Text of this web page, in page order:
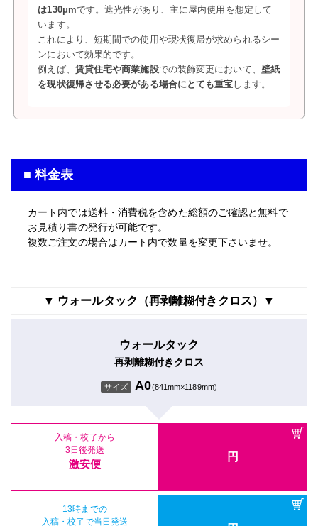
は130μmです。遮光性があり、主に屋内使用を想定して
います。
これにより、短期間での使用や現状復帰が求められるシー
ンにおいて効果的です。
例えば、 賃貸住宅や商業施設での装飾変更において、 壁紙
を現状復帰させる必要がある場合にとても重宝します。
■ 料金表
カート内では送料・消費税を含めた総額のご確認と無料で
お見積り書の発行が可能です。
複数ご注文の場合はカート内で数量を変更下さいませ。
▼ ウォールタック（再剥離糊付きクロス）▼
ウォールタック
再剥離糊付きクロス
サイズ A0(841mm×1189mm)
入稿・校了から
3日後発送
激安便
円
13時までの
入稿・校了で当日発送